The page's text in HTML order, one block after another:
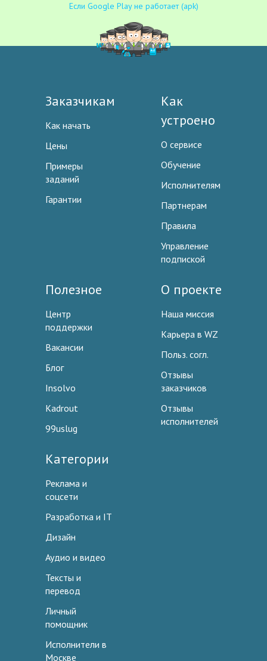
Если Google Play не работает (apk)
Заказчикам
Как начать
Цены
Примеры
заданий
Гарантии
Как
устроено
О сервисе
Обучение
Исполнителям
Партнерам
Правила
Управление
подпиской
Полезное
Центр
поддержки
Вакансии
Блог
Insolvo
Kadrout
99uslug
О проекте
Наша миссия
Карьера в WZ
Польз. согл.
Отзывы
заказчиков
Отзывы
исполнителей
Категории
Реклама и
соцсети
Разработка и IT
Дизайн
Аудио и видео
Тексты и
перевод
Личный
помощник
Исполнители в
Москве